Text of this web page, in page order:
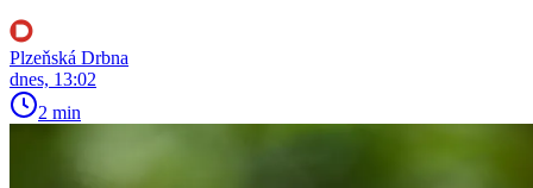
Plzeňská Drbna
dnes, 13:02
2 min